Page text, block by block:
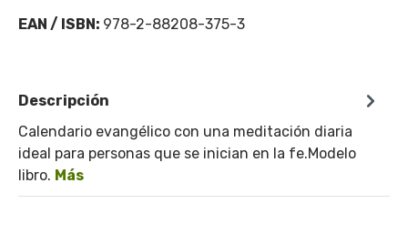
EAN / ISBN: 978-2-88208-375-3
Descripción
Calendario evangélico con una meditación diaria
ideal para personas que se inician en la fe.Modelo
libro. Más